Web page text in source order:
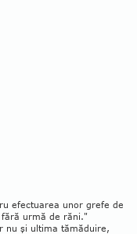
efectuarea unor grefe de
urmă de răni."
nu şi ultima tă­mă­duire,